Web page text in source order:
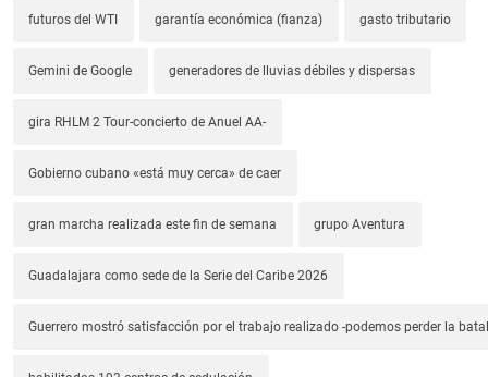
futuros del WTI garantía económica (fianza) gasto tributario
Gemini de Google generadores de lluvias débiles y dispersas
gira RHLM 2 Tour-concierto de Anuel AA-
Gobierno cubano «está muy cerca» de caer
gran marcha realizada este fin de semana grupo Aventura
Guadalajara como sede de la Serie del Caribe 2026
Guerrero mostró satisfacción por el trabajo realizado -podemos perder la